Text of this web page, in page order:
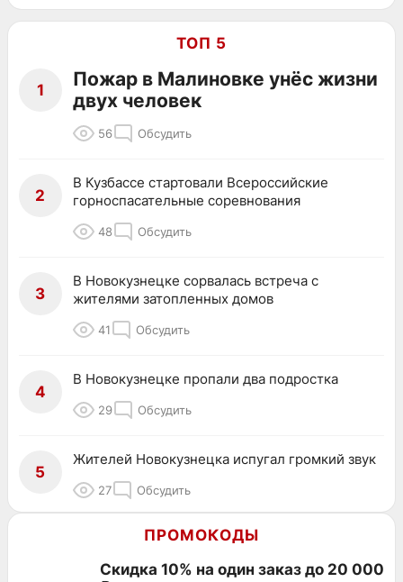
ТОП 5
1
Пожар в Малиновке унёс жизни
двух человек
56 Обсудить
2
В Кузбассе стартовали Всероссийские
горноспасательные соревнования
48 Обсудить
3
В Новокузнецке сорвалась встреча с
жителями затопленных домов
41 Обсудить
4
В Новокузнецке пропали два подростка
29 Обсудить
5
Жителей Новокузнецка испугал громкий звук
27 Обсудить
ПРОМОКОДЫ
Скидка 10% на один заказ до 20 000